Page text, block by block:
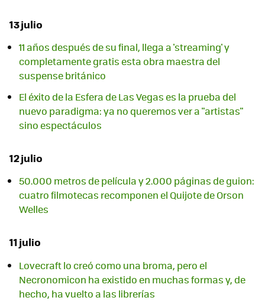
13 julio
11 años después de su final, llega a 'streaming' y
completamente gratis esta obra maestra del
suspense británico
El éxito de la Esfera de Las Vegas es la prueba del
nuevo paradigma: ya no queremos ver a "artistas"
sino espectáculos
12 julio
50.000 metros de película y 2.000 páginas de guion:
cuatro filmotecas recomponen el Quijote de Orson
Welles
11 julio
Lovecraft lo creó como una broma, pero el
Necronomicon ha existido en muchas formas y, de
hecho, ha vuelto a las librerías